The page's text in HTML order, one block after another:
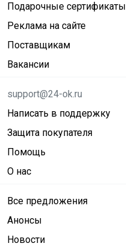
Подарочные сертификаты
Реклама на сайте
Поставщикам
Вакансии
support@24-ok.ru
Написать в поддержку
Защита покупателя
Помощь
О нас
Все предложения
Анонсы
Новости